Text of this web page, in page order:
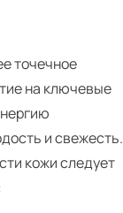
точечное
на ключевые
и свежесть.
кожи следует